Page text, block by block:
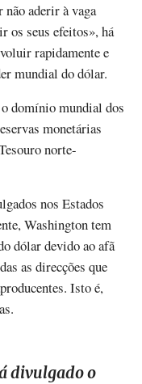
não aderir à vaga
os seus efeitos», há
rapidamente e
mundial do dólar.
o domínio mundial dos
monetárias
norte-
nos Estados
Washington tem
dólar devido ao afã
as direcções que
Isto é,
divulgado o